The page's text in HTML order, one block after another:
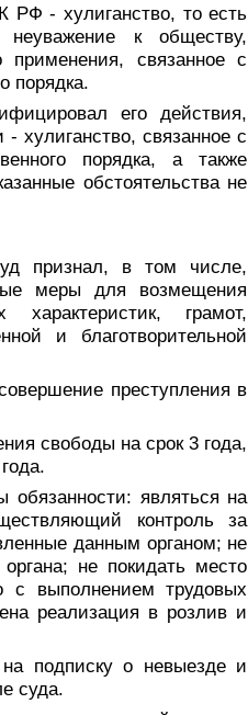
- хулиганство, то есть
к обществу,
связанное с
порядка.
его действия,
хулиганство, связанное с
порядка, а также
обстоятельства не
признал, в том числе,
меры для возмещения
грамот,
и благотворительной
преступления в
свободы на срок 3 года,
являться на
контроль за
данным органом; не
не покидать место
выполнением трудовых
реализация в розлив и
подписку о невыезде и
суда.